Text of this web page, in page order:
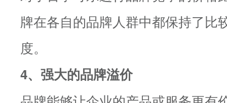
牌在各自的品牌人群中都保持了比
度。
4、强大的品牌溢价